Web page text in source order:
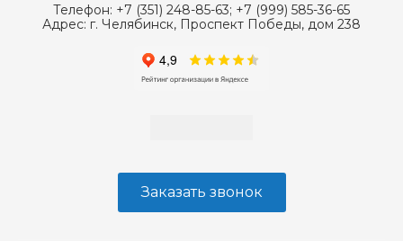
Телефон: +7 (351) 248-85-63; +7 (999) 585-36-65
Адрес: г. Челябинск, Проспект Победы, дом 238
Заказать звонок